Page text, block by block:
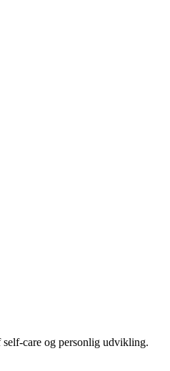
self-care og personlig udvikling.